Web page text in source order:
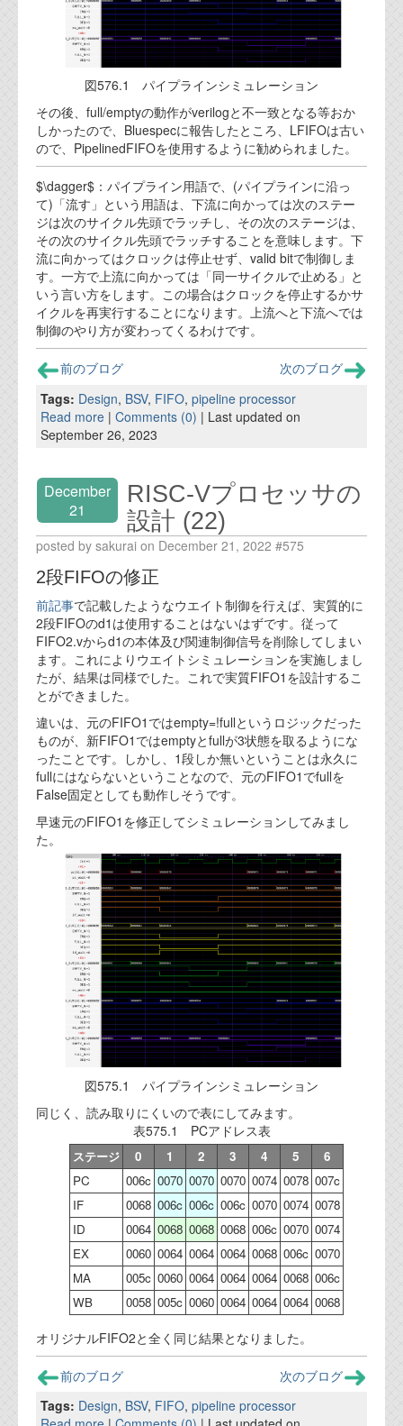
図576.1 パイプラインシミュレーション
その後、full/emptyの動作がverilogと不一致となる等おか
しかったので、Bluespecに報告したところ、LFIFOは古い
ので、PipelinedFIFOを使用するように勧められました。
$\dagger$：パイプライン用語で、(パイプラインに沿っ
て)「流す」という用語は、下流に向かっては次のステー
ジは次のサイクル先頭でラッチし、その次のステージは、
その次のサイクル先頭でラッチすることを意味します。下
流に向かってはクロックは停止せず、valid bitで制御しま
す。一方で上流に向かっては「同一サイクルで止める」と
いう言い方をします。この場合はクロックを停止するかサ
イクルを再実行することになります。上流へと下流へでは
制御のやり方が変わってくるわけです。
前のブログ
次のブログ
Tags: Design, BSV, FIFO, pipeline processor
Read more | Comments (0) | Last updated on
September 26, 2023
December
21
RISC-Vプロセッサの
設計 (22)
posted by sakurai on December 21, 2022 #575
2段FIFOの修正
前記事で記載したようなウエイト制御を行えば、実質的に
2段FIFOのd1は使用することはないはずです。従って
FIFO2.vからd1の本体及び関連制御信号を削除してしまい
ます。これによりウエイトシミュレーションを実施しまし
たが、結果は同様でした。これで実質FIFO1を設計するこ
とができました。
違いは、元のFIFO1ではempty=!fullというロジックだった
ものが、新FIFO1ではemptyとfullが3状態を取るようにな
ったことです。しかし、1段しか無いということは永久に
fullにはならないということなので、元のFIFO1でfullを
False固定としても動作しそうです。
早速元のFIFO1を修正してシミュレーションしてみまし
た。
図575.1 パイプラインシミュレーション
同じく、読み取りにくいので表にしてみます。
表575.1 PCアドレス表
ステージ 0 1 2 3 4 5
6
PC
006c 0070 0070 0070 0074 0078 007c
IF
0068 006c 006c 006c 0070 0074 0078
ID
0064 0068 0068 0068 006c 0070 0074
EX
0060 0064 0064 0064 0068 006c 0070
MA
005c 0060 0064 0064 0064 0068 006c
WB
0058 005c 0060 0064 0064 0064 0068
オリジナルFIFO2と全く同じ結果となりました。
前のブログ
次のブログ
Tags: Design, BSV, FIFO, pipeline processor